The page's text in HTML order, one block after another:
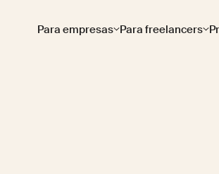
Para empresas Para freelancers